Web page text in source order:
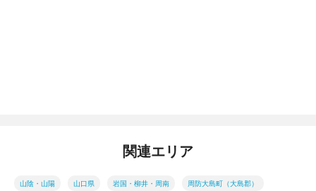
関連エリア
山陰・山陽 山口県 岩国・柳井・周南 周防大島町（大島郡）